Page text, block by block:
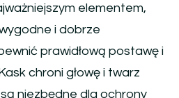
elementem,
i dobrze
prawidłową postawę i
chroni głowę i twarz
niezbędne dla ochrony